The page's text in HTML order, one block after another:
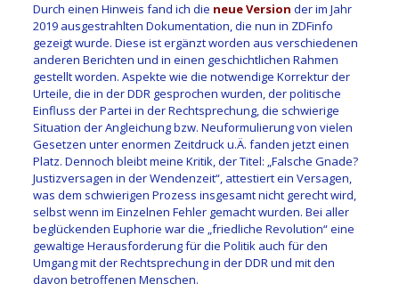
Durch einen Hinweis fand ich die neue Version der im Jahr
2019 ausgestrahlten Dokumentation, die nun in ZDFinfo
gezeigt wurde. Diese ist ergänzt worden aus verschiedenen
anderen Berichten und in einen geschichtlichen Rahmen
gestellt worden. Aspekte wie die notwendige Korrektur der
Urteile, die in der DDR gesprochen wurden, der politische
Einfluss der Partei in der Rechtsprechung, die schwierige
Situation der Angleichung bzw. Neuformulierung von vielen
Gesetzen unter enormen Zeitdruck u.Ä. fanden jetzt einen
Platz. Dennoch bleibt meine Kritik, der Titel: „Falsche Gnade?
Justizversagen in der Wendenzeit“, attestiert ein Versagen,
was dem schwierigen Prozess insgesamt nicht gerecht wird,
selbst wenn im Einzelnen Fehler gemacht wurden. Bei aller
beglückenden Euphorie war die „friedliche Revolution“ eine
gewaltige Herausforderung für die Politik auch für den
Umgang mit der Rechtsprechung in der DDR und mit den
davon betroffenen Menschen.